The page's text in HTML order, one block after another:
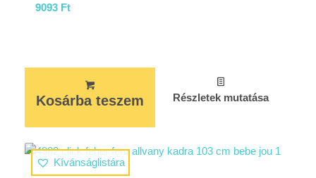
9093 Ft
Kosárba teszem Részletek mutatása
Kívánságlistára